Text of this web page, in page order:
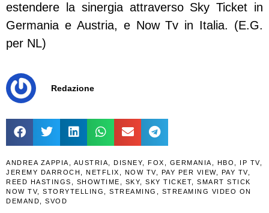
estendere la sinergia attraverso Sky Ticket in
Germania e Austria, e Now Tv in Italia. (E.G.
per NL)
Redazione
ANDREA ZAPPIA AUSTRIA DISNEY FOX GERMANIA HBO IP TV,
JEREMY DARROCH
NETFLIX NOW TV, PAY PER VIEW, PAY TV,
REED HASTINGS
SHOWTIME SKY SKY TICKET
SMART STICK
NOW TV, STORYTELLING STREAMING
STREAMING VIDEO ON
DEMAND
SVOD